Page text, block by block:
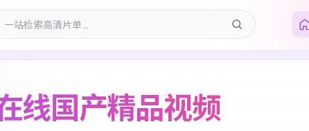
线国产精品视频